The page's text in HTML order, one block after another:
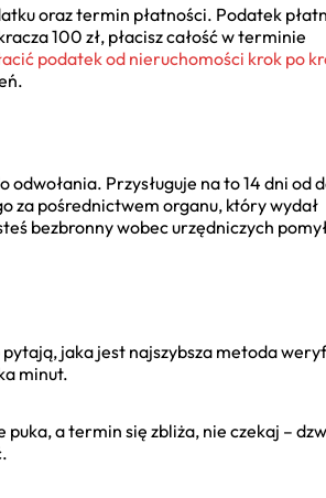
oraz termin płatności. Podatek
100 zł, płacisz całość w terminie
podatek od nieruchomości krok po
odwołania. Przysługuje na to 14 dni od
za pośrednictwem organu, który wydał
bezbronny wobec urzędniczych
jaka jest najszybsza metoda
minut.
a termin się zbliża, nie czekaj –